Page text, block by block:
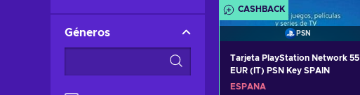
Géneros
CASHBACK
PSN
Tarjeta PlayStation Network 55
EUR (IT) PSN Key SPAIN
ESPAÑA